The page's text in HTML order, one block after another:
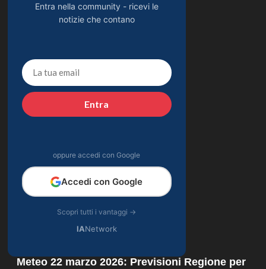
Entra nella community - ricevi le
notizie che contano
Entra
oppure accedi con Google
Accedi con Google
Scopri tutti i vantaggi →
IANetwork
Meteo 22 marzo 2026: Previsioni Regione per